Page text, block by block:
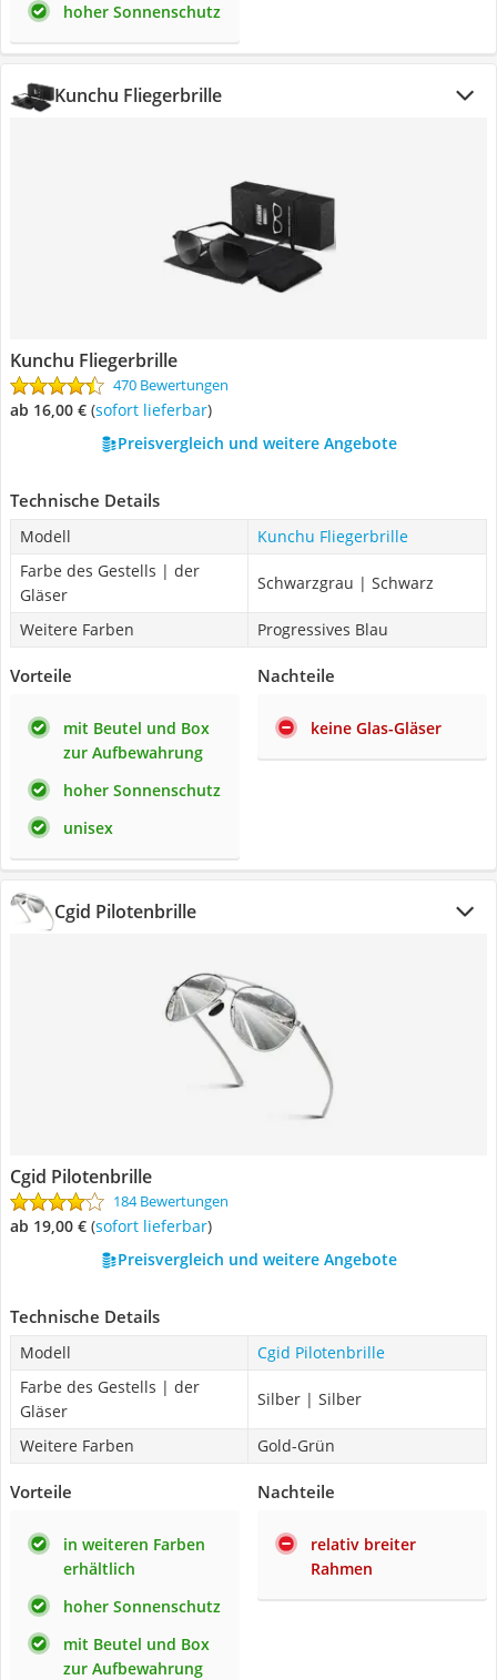
hoher Sonnenschutz
Kunchu Fliegerbrille
Kunchu Fliegerbrille
470 Bewertungen
ab 16,00 € ( Sofort lieferbar)
Preisvergleich und weitere Angebote
Technische Details
Modell
Kunchu Fliegerbrille
Farbe des Gestells | der
Gläser
Schwarzgrau | Schwarz
Weitere Farben Progressives Blau
Vorteile
mit Beutel und Box
zur Aufbewahrung
hoher Sonnenschutz
unisex
Nachteile
keine Glas-Gläser
Cgid Pilotenbrille
Cgid Pilotenbrille
184 Bewertungen
ab 19,00 € ( Sofort lieferbar)
Preisvergleich und weitere Angebote
Technische Details
Modell
Cgid Pilotenbrille
Farbe des Gestells | der
Gläser
Silber | Silber
Weitere Farben Gold-Grün
Vorteile
in weiteren Farben
erhältlich
hoher Sonnenschutz
mit Beutel und Box
zur Aufbewahrung
Nachteile
relativ breiter
Rahmen